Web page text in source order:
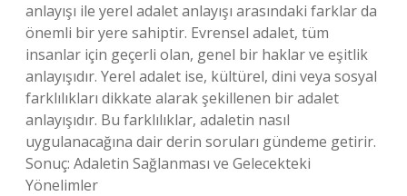
anlayışı ile yerel adalet anlayışı arasındaki farklar da
önemli bir yere sahiptir. Evrensel adalet, tüm
insanlar için geçerli olan, genel bir haklar ve eşitlik
anlayışıdır. Yerel adalet ise, kültürel, dini veya sosyal
farklılıkları dikkate alarak şekillenen bir adalet
anlayışıdır. Bu farklılıklar, adaletin nasıl
uygulanacağına dair derin soruları gündeme getirir.
Sonuç: Adaletin Sağlanması ve Gelecekteki
Yönelimler